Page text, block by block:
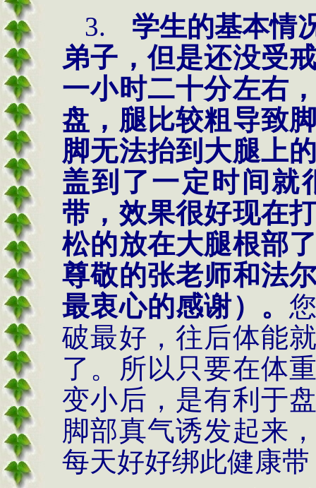
3.
学生的基本情
弟子，但是还没受
一小时二十分左右
盘，腿比较粗导致
脚无法抬到大腿上
盖到了一定时间就
带，效果很好现在
松的放在大腿根部
尊敬的张老师和法
最衷心的感谢）。
破最好，往后体能
了。所以只要在体
变小后，是有利于
脚部真气诱发起来
每天好好绑此健康